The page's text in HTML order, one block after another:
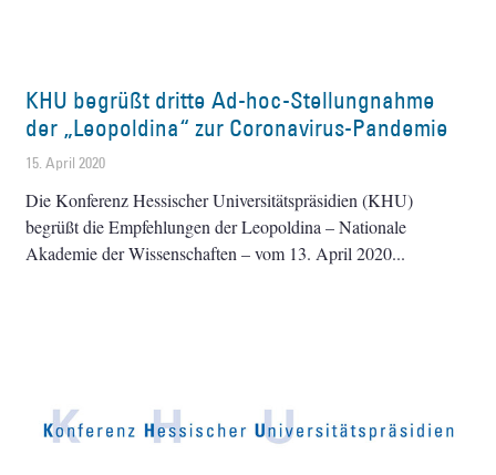
KHU begrüßt dritte Ad-hoc-Stellungnahme
der „Leopoldina“ zur Coronavirus-Pandemie
15. April 2020
Die Konferenz Hessischer Universitätspräsidien (KHU)
begrüßt die Empfehlungen der Leopoldina – Nationale
Akademie der Wissenschaften – vom 13. April 2020